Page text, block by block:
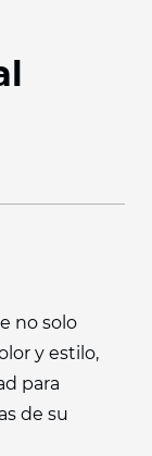
no solo
y estilo,
para
de su